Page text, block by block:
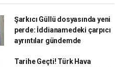
Şarkıcı Güllü dosyasında yeni
perde: İddianamedeki çarpıcı
ayrıntılar gündemde
Tarihe Geçti! Türk Hava